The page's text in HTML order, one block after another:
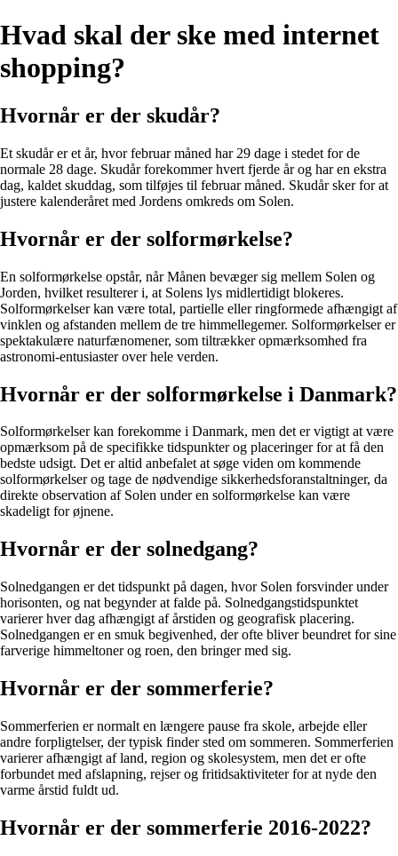
Hvad skal der ske med internet
shopping?
Hvornår er der skudår?
Et skudår er et år, hvor februar måned har 29 dage i stedet for de
normale 28 dage. Skudår forekommer hvert fjerde år og har en ekstra
dag, kaldet skuddag, som tilføjes til februar måned. Skudår sker for at
justere kalenderåret med Jordens omkreds om Solen.
Hvornår er der solformørkelse?
En solformørkelse opstår, når Månen bevæger sig mellem Solen og
Jorden, hvilket resulterer i, at Solens lys midlertidigt blokeres.
Solformørkelser kan være total, partielle eller ringformede afhængigt af
vinklen og afstanden mellem de tre himmellegemer. Solformørkelser er
spektakulære naturfænomener, som tiltrækker opmærksomhed fra
astronomi-entusiaster over hele verden.
Hvornår er der solformørkelse i Danmark?
Solformørkelser kan forekomme i Danmark, men det er vigtigt at være
opmærksom på de specifikke tidspunkter og placeringer for at få den
bedste udsigt. Det er altid anbefalet at søge viden om kommende
solformørkelser og tage de nødvendige sikkerhedsforanstaltninger, da
direkte observation af Solen under en solformørkelse kan være
skadeligt for øjnene.
Hvornår er der solnedgang?
Solnedgangen er det tidspunkt på dagen, hvor Solen forsvinder under
horisonten, og nat begynder at falde på. Solnedgangstidspunktet
varierer hver dag afhængigt af årstiden og geografisk placering.
Solnedgangen er en smuk begivenhed, der ofte bliver beundret for sine
farverige himmeltoner og roen, den bringer med sig.
Hvornår er der sommerferie?
Sommerferien er normalt en længere pause fra skole, arbejde eller
andre forpligtelser, der typisk finder sted om sommeren. Sommerferien
varierer afhængigt af land, region og skolesystem, men det er ofte
forbundet med afslapning, rejser og fritidsaktiviteter for at nyde den
varme årstid fuldt ud.
Hvornår er der sommerferie 2016-2022?